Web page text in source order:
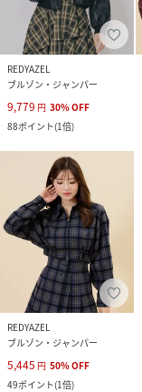
REDYAZEL
ブルゾン・ジャンパー
9,779 円 30%OFF
88ポイント(1倍)
REDYAZEL
ブルゾン・ジャンパー
5,445 円 50%OFF
49ポイント(1倍)